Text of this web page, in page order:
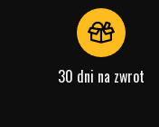
30 dni na zwrot